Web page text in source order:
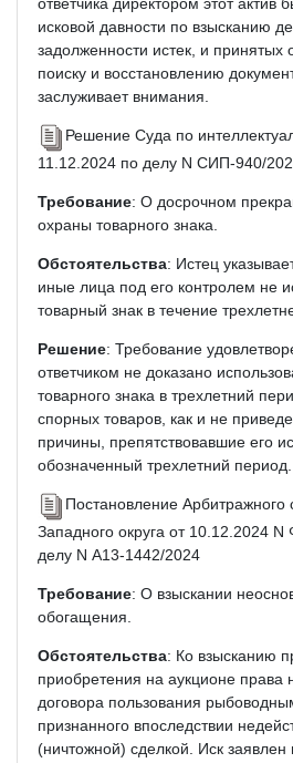
исковой давности по взысканию
задолженности истек, и принятых
поиску и восстановлению
заслуживает внимания.
Решение Суда по
11.12.2024 по делу N СИП-940/
Требование: О досрочном
охраны товарного знака.
Обстоятельства: Истец
иные лица под его контролем не
товарный знак в течение
Решение: Требование
ответчиком не доказано
товарного знака в трехлетний
спорных товаров, как и не
причины, препятствовавшие его
обозначенный трехлетний период.
Постановление Арбитражного
Западного округа от 10.12.2024
делу N А13-1442/2024
Требование: О взыскании
обогащения.
Обстоятельства: Ко взысканию
приобретения на аукционе права
договора пользования
признанного впоследствии
(ничтожной) сделкой. Иск заявлен